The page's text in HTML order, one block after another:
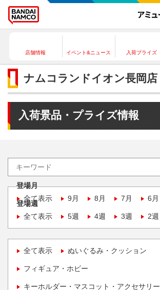
店舗情報 イベント&ニュース 入荷プライズ
ナムコランドイオン長岡店
入荷景品・プライズ情報
登場月
全て表示
9月 8月 7月 6月
登場週
全て表示
5週 4週 3週 2週
全て表示 ぬいぐるみ・クッション
フィギュア・ホビー
キーホルダー・マスコット・アクセサリー